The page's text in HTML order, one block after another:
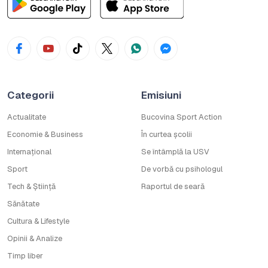
Categorii
Actualitate
Economie & Business
Internațional
Sport
Tech & Știință
Sănătate
Cultura & Lifestyle
Opinii & Analize
Timp liber
Emisiuni
Bucovina Sport Action
În curtea școlii
Se întâmplă la USV
De vorbă cu psihologul
Raportul de seară